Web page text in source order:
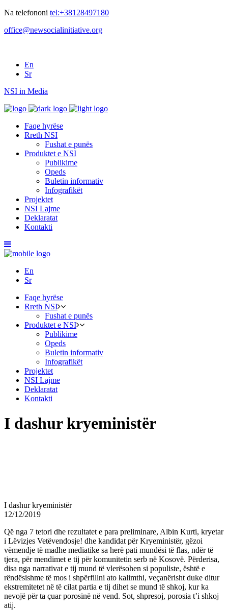
Na telefononi tel:+38128497180
office@newsocialinitiative.org
En
Sr
NSI in Media
Faqe hyrëse
Rreth NSI
Fushat e punës
Produktet e NSI
Publikime
Opeds
Buletin informativ
Infografikët
Projektet
NSI Lajme
Deklaratat
Kontakti
En
Sr
Faqe hyrëse
Rreth NSI
Fushat e punës
Produktet e NSI
Publikime
Opeds
Buletin informativ
Infografikët
Projektet
NSI Lajme
Deklaratat
Kontakti
I dashur kryeministër
I dashur kryeministër
12/12/2019
Që nga 7 tetori dhe rezultatet e para preliminare, Albin Kurti, kryetar
i Lëvizjes Vetëvendosje! dhe kandidat për Kryeministër, gëzoi
vëmendje të madhe mediatike sa herë pati mundësi të flas, ndër të
tjera, për mendimet e tij për komunitetin serb në Kosovë. Përderisa,
disa nga narrativat e tij mund të vlerësohen si populiste, është e
rëndësishme të mos i shpërfillni ato kalimthi, veçanërisht duke ditur
ekstremitetet në të cilat partia e tij dihet se mund të shkoj, kur ka
nevojë për ta çuar porosinë në vend. Sot, shpresoj, porosia t’i shkoj
atij.